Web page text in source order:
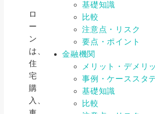
ロ
ー
ン
は、
住
宅
購
入、
基礎知識
比較
注意点・リスク
要点・ポイント
金融機関
メリット・デメリ
事例・ケーススタ
基礎知識
比較